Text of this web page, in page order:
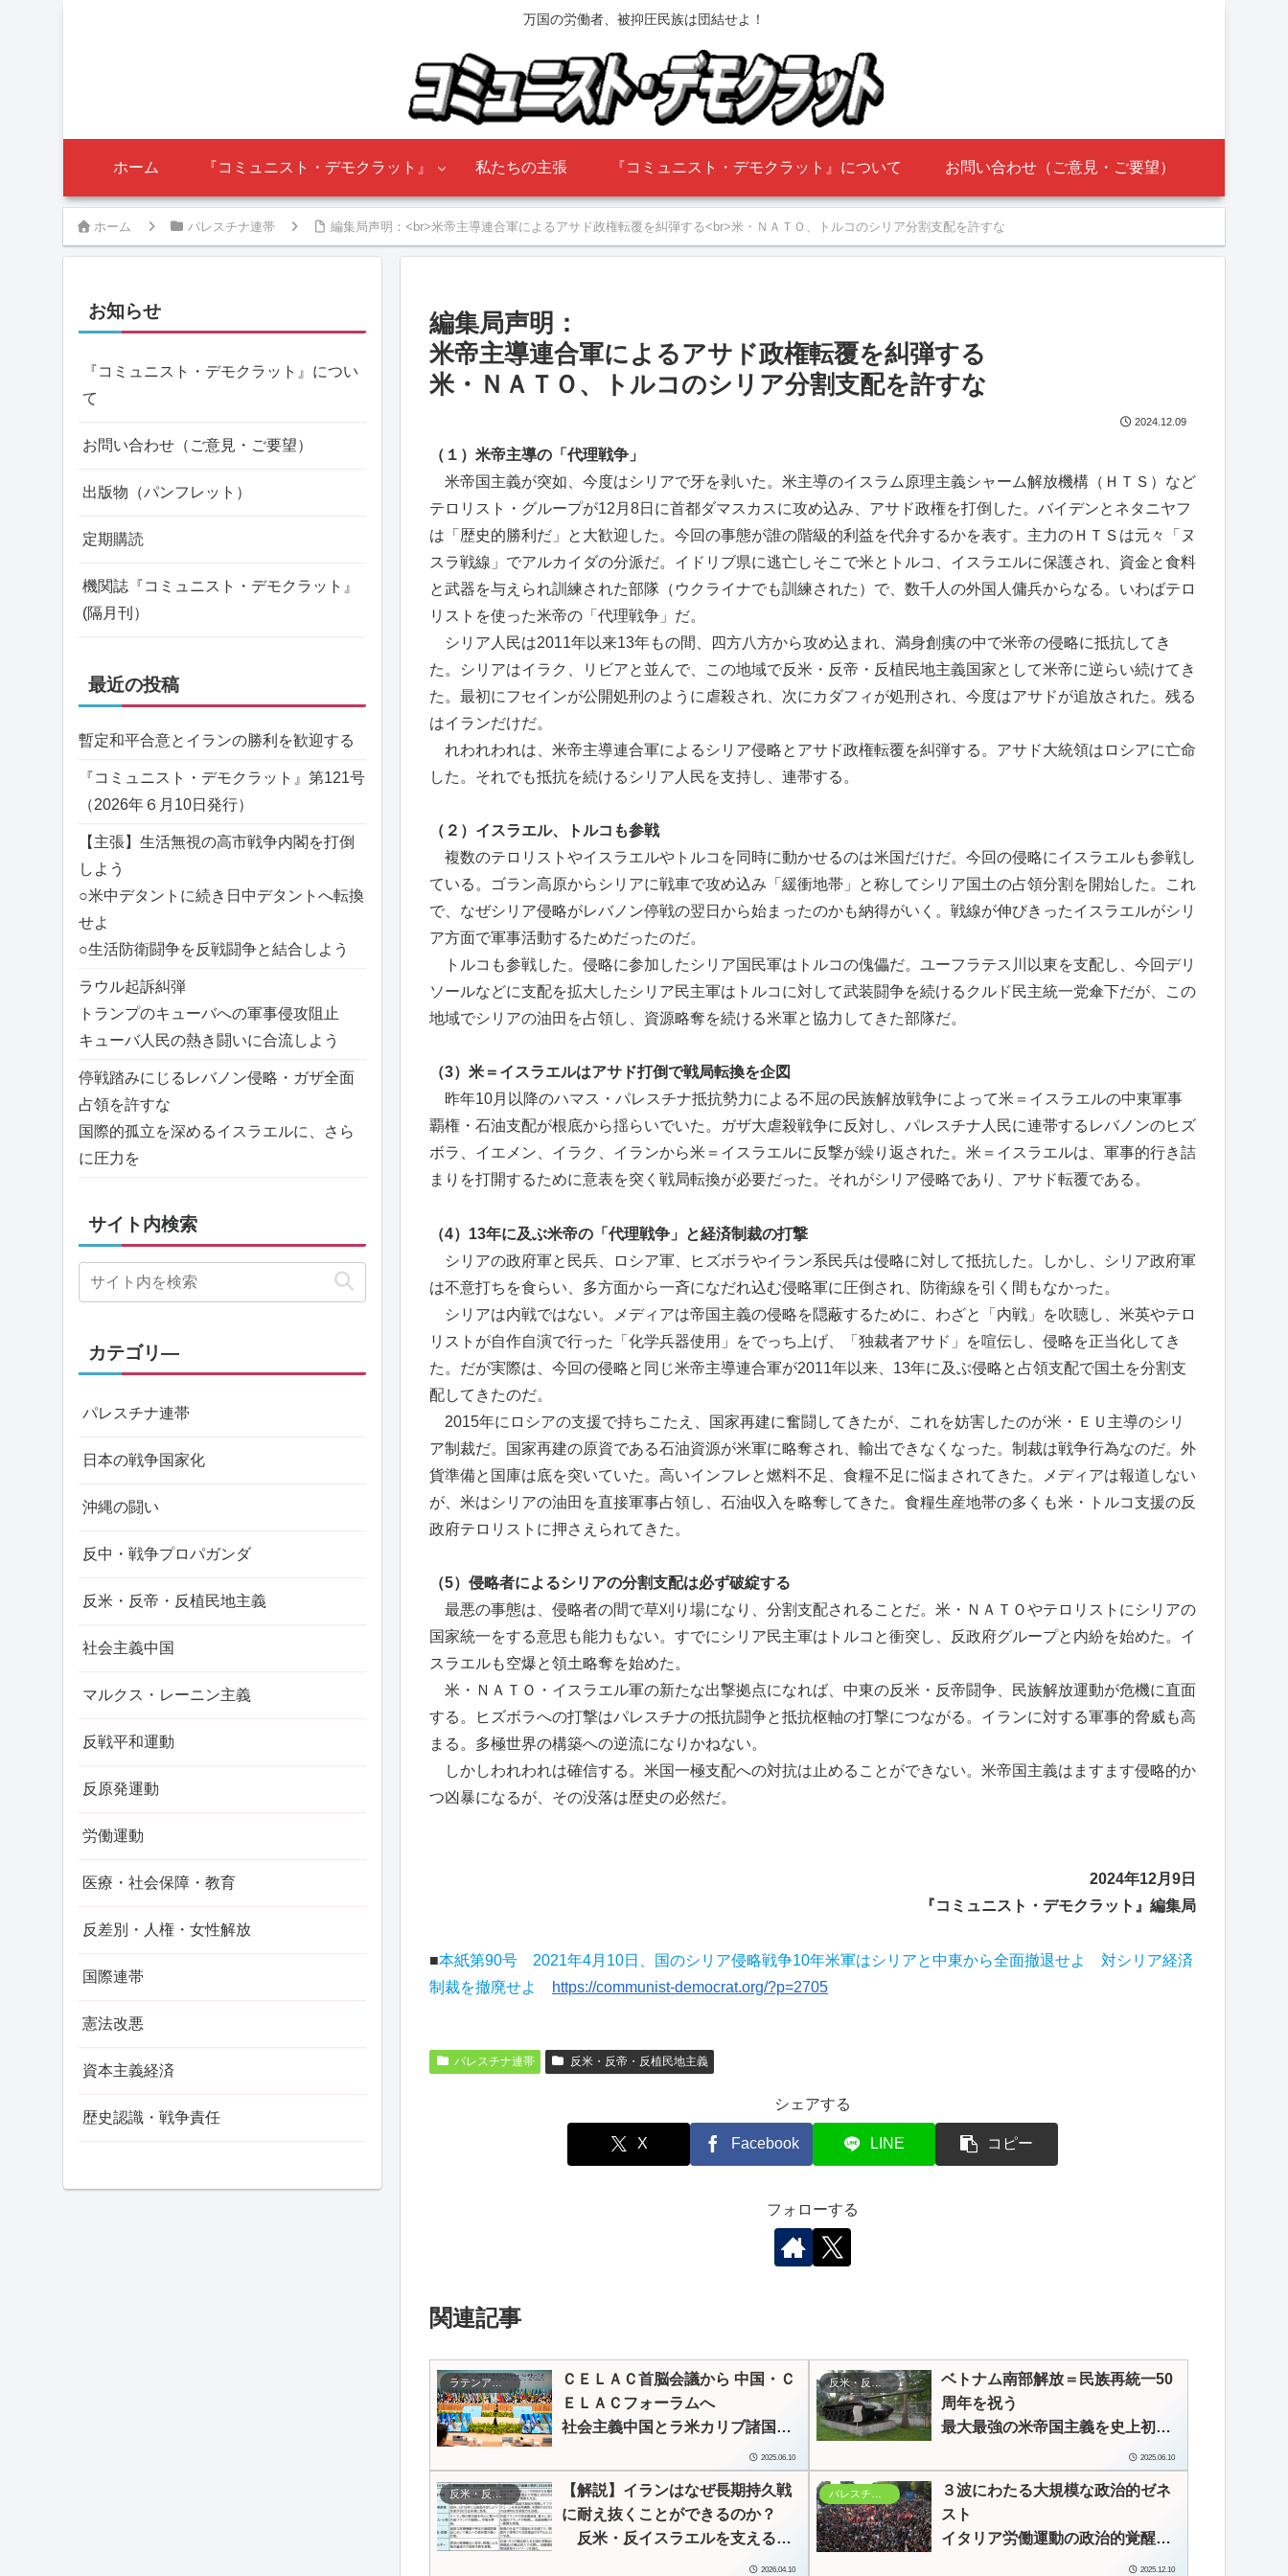
万国の労働者、被抑圧民族は団結せよ！
ホーム 『コミュニスト・デモクラット』 私たちの主張 『コミュニスト・デモクラット』について お問い合わせ（ご意見・ご要望）
ホーム パレスチナ連帯 編集局声明：<br>米帝主導連合軍によるアサド政権転覆を糾弾する<br>米・ＮＡＴＯ、トルコのシリア分割支配を許すな
編集局声明：
米帝主導連合軍によるアサド政権転覆を糾弾する
米・ＮＡＴＯ、トルコのシリア分割支配を許すな
2024.12.09
（１）米帝主導の「代理戦争」
米帝国主義が突如、今度はシリアで牙を剥いた。米主導のイスラム原理主義シャーム解放機構（ＨＴＳ）など
テロリスト・グループが12月8日に首都ダマスカスに攻め込み、アサド政権を打倒した。バイデンとネタニヤフ
は「歴史的勝利だ」と大歓迎した。今回の事態が誰の階級的利益を代弁するかを表す。主力のＨＴＳは元々「ヌ
スラ戦線」でアルカイダの分派だ。イドリブ県に逃亡しそこで米とトルコ、イスラエルに保護され、資金と食料
と武器を与えられ訓練された部隊（ウクライナでも訓練された）で、数千人の外国人傭兵からなる。いわばテロ
リストを使った米帝の「代理戦争」だ。
シリア人民は2011年以来13年もの間、四方八方から攻め込まれ、満身創痍の中で米帝の侵略に抵抗してき
た。シリアはイラク、リビアと並んで、この地域で反米・反帝・反植民地主義国家として米帝に逆らい続けてき
た。最初にフセインが公開処刑のように虐殺され、次にカダフィが処刑され、今度はアサドが追放された。残る
はイランだけだ。
れわれわれは、米帝主導連合軍によるシリア侵略とアサド政権転覆を糾弾する。アサド大統領はロシアに亡命
した。それでも抵抗を続けるシリア人民を支持し、連帯する。
（２）イスラエル、トルコも参戦
複数のテロリストやイスラエルやトルコを同時に動かせるのは米国だけだ。今回の侵略にイスラエルも参戦し
ている。ゴラン高原からシリアに戦車で攻め込み「緩衝地帯」と称してシリア国土の占領分割を開始した。これ
で、なぜシリア侵略がレバノン停戦の翌日から始まったのかも納得がいく。戦線が伸びきったイスラエルがシリ
ア方面で軍事活動するためだったのだ。
トルコも参戦した。侵略に参加したシリア国民軍はトルコの傀儡だ。ユーフラテス川以東を支配し、今回デリ
ソールなどに支配を拡大したシリア民主軍はトルコに対して武装闘争を続けるクルド民主統一党傘下だが、この
地域でシリアの油田を占領し、資源略奪を続ける米軍と協力してきた部隊だ。
（3）米＝イスラエルはアサド打倒で戦局転換を企図
昨年10月以降のハマス・パレスチナ抵抗勢力による不屈の民族解放戦争によって米＝イスラエルの中東軍事
覇権・石油支配が根底から揺らいでいた。ガザ大虐殺戦争に反対し、パレスチナ人民に連帯するレバノンのヒズ
ボラ、イエメン、イラク、イランから米＝イスラエルに反撃が繰り返された。米＝イスラエルは、軍事的行き詰
まりを打開するために意表を突く戦局転換が必要だった。それがシリア侵略であり、アサド転覆である。
（4）13年に及ぶ米帝の「代理戦争」と経済制裁の打撃
シリアの政府軍と民兵、ロシア軍、ヒズボラやイラン系民兵は侵略に対して抵抗した。しかし、シリア政府軍
は不意打ちを食らい、多方面から一斉になだれ込む侵略軍に圧倒され、防衛線を引く間もなかった。
シリアは内戦ではない。メディアは帝国主義の侵略を隠蔽するために、わざと「内戦」を吹聴し、米英やテロ
リストが自作自演で行った「化学兵器使用」をでっち上げ、「独裁者アサド」を喧伝し、侵略を正当化してき
た。だが実際は、今回の侵略と同じ米帝主導連合軍が2011年以来、13年に及ぶ侵略と占領支配で国土を分割支
配してきたのだ。
2015年にロシアの支援で持ちこたえ、国家再建に奮闘してきたが、これを妨害したのが米・ＥＵ主導のシリ
ア制裁だ。国家再建の原資である石油資源が米軍に略奪され、輸出できなくなった。制裁は戦争行為なのだ。外
貨準備と国庫は底を突いていた。高いインフレと燃料不足、食糧不足に悩まされてきた。メディアは報道しない
が、米はシリアの油田を直接軍事占領し、石油収入を略奪してきた。食糧生産地帯の多くも米・トルコ支援の反
政府テロリストに押さえられてきた。
（5）侵略者によるシリアの分割支配は必ず破綻する
最悪の事態は、侵略者の間で草刈り場になり、分割支配されることだ。米・ＮＡＴＯやテロリストにシリアの
国家統一をする意思も能力もない。すでにシリア民主軍はトルコと衝突し、反政府グループと内紛を始めた。イ
スラエルも空爆と領土略奪を始めた。
米・ＮＡＴＯ・イスラエル軍の新たな出撃拠点になれば、中東の反米・反帝闘争、民族解放運動が危機に直面
する。ヒズボラへの打撃はパレスチナの抵抗闘争と抵抗枢軸の打撃につながる。イランに対する軍事的脅威も高
まる。多極世界の構築への逆流になりかねない。
しかしわれわれは確信する。米国一極支配への対抗は止めることができない。米帝国主義はますます侵略的か
つ凶暴になるが、その没落は歴史の必然だ。
2024年12月9日
『コミュニスト・デモクラット』編集局
■本紙第90号 2021年4月10日
、国のシリア侵略戦争10年米軍はシリアと中東から全面撤退せよ 対シリア経済
制裁を撤廃せよ
https://communist-democrat.org/?p=2705
パレスチナ連帯 反米・反帝・反植民地主義
シェアする
X Facebook LINE コピー
フォローする
関連記事
ラテンアメリカ
ＣＥＬＡＣ首脳会議から 中国・Ｃ
ＥＬＡＣフォーラムへ
社会主義中国とラ米カリブ諸国の
-ラ米カリブの米帝覇権からの脱却
を中国が支援-
2025.06.10
反米・反帝・反植民地主義
ベトナム南部解放＝民族再統一50
周年を祝う
最大最強の米帝国主義を史上初め
2025.06.10
反米・反帝・反植民地主義
【解説】イランはなぜ長期持久戦
に耐え抜くことができるのか？
反米・反イスラエルを支える
「抵抗型経済」と「東方重視」戦
2026.04.10
３波にわたる大規模な政治的ゼネ
スト
イタリア労働運動の政治的覚醒
――労働者階級と共産主義者が政
2025.12.10
お知らせ
『コミュニスト・デモクラット』につい
て
お問い合わせ（ご意見・ご要望）
出版物（パンフレット）
定期購読
機関誌『コミュニスト・デモクラット』
(隔月刊）
最近の投稿
暫定和平合意とイランの勝利を歓迎する
『コミュニスト・デモクラット』第121号
（2026年６月10日発行）
【主張】生活無視の高市戦争内閣を打倒
しよう
○米中デタントに続き日中デタントへ転換
せよ
○生活防衛闘争を反戦闘争と結合しよう
ラウル起訴糾弾
トランプのキューバへの軍事侵攻阻止
キューバ人民の熱き闘いに合流しよう
停戦踏みにじるレバノン侵略・ガザ全面
占領を許すな
国際的孤立を深めるイスラエルに、さら
に圧力を
サイト内検索
カテゴリ―
パレスチナ連帯
日本の戦争国家化
沖縄の闘い
反中・戦争プロパガンダ
反米・反帝・反植民地主義
社会主義中国
マルクス・レーニン主義
反戦平和運動
反原発運動
労働運動
医療・社会保障・教育
反差別・人権・女性解放
国際連帯
憲法改悪
資本主義経済
歴史認識・戦争責任